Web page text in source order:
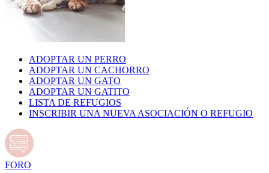
ADOPTAR UN PERRO
ADOPTAR UN CACHORRO
ADOPTAR UN GATO
ADOPTAR UN GATITO
LISTA DE REFUGIOS
INSCRIBIR UNA NUEVA ASOCIACIÓN O REFUGIO
FORO